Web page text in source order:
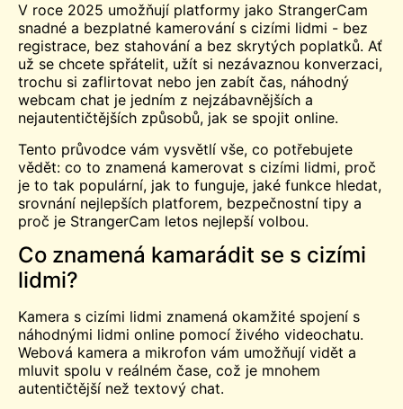
V roce 2025 umožňují platformy jako StrangerCam
snadné a bezplatné kamerování s cizími lidmi - bez
registrace, bez stahování a bez skrytých poplatků. Ať
už se chcete spřátelit, užít si nezávaznou konverzaci,
trochu si zaflirtovat nebo jen zabít čas, náhodný
webcam chat je jedním z nejzábavnějších a
nejautentičtějších způsobů, jak se spojit online.
Tento průvodce vám vysvětlí vše, co potřebujete
vědět: co to znamená kamerovat s cizími lidmi, proč
je to tak populární, jak to funguje, jaké funkce hledat,
srovnání nejlepších platforem, bezpečnostní tipy a
proč je StrangerCam letos nejlepší volbou.
Co znamená kamarádit se s cizími
lidmi?
Kamera s cizími lidmi znamená okamžité spojení s
náhodnými lidmi online pomocí živého videochatu.
Webová kamera a mikrofon vám umožňují vidět a
mluvit spolu v reálném čase, což je mnohem
autentičtější než textový chat.